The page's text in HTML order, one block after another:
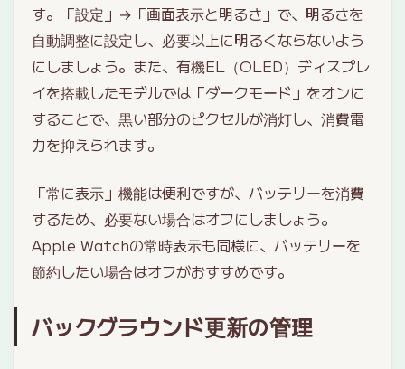
す。「設定」→「画面表示と明るさ」で、明るさを
自動調整に設定し、必要以上に明るくならないよう
にしましょう。また、有機EL（OLED）ディスプレ
イを搭載したモデルでは「ダークモード」をオンに
することで、黒い部分のピクセルが消灯し、消費電
力を抑えられます。
「常に表示」機能は便利ですが、バッテリーを消費
するため、必要ない場合はオフにしましょう。
Apple Watchの常時表示も同様に、バッテリーを
節約したい場合はオフがおすすめです。
バックグラウンド更新の管理